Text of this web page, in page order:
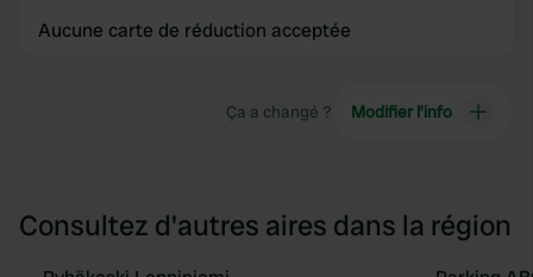
Aucune carte de réduction acceptée
Ça a changé ? Modifier l’info
Consultez d'autres aires dans la région